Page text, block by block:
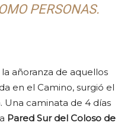
PERSONAS.
añoranza de aquellos
en el Camino, surgió el
Una caminata de 4 días
Pared Sur del Coloso de